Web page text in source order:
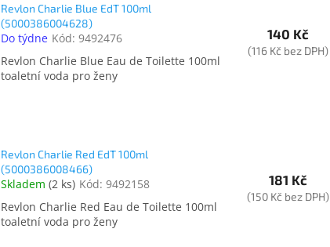
Revlon Charlie Blue EdT 100ml
(5000386004628)
Do týdne Kód: 9492476
Revlon Charlie Blue Eau de Toilette 100ml
toaletní voda pro ženy
140 Kč
(116 Kč bez DPH)
Revlon Charlie Red EdT 100ml
(5000386008466)
Skladem (2 ks) Kód: 9492158
Revlon Charlie Red Eau de Toilette 100ml
toaletní voda pro ženy
181 Kč
(150 Kč bez DPH)